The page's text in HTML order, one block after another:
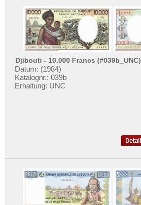
Zaire
Zentralafrikanische Republik
Zentralafrikanische Staaten
Zimbabwe
Djibouti - 10.000 Francs (#039b_UNC)
Datum: (1984)
Katalognr.: 039b
Erhaltung: UNC